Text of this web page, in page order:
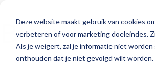
Deze website maakt gebruik van cookies
verbeteren of voor marketing doeleindes.
Als je weigert, zal je informatie niet
onthouden dat je niet gevolgd wilt worden.
Blog: